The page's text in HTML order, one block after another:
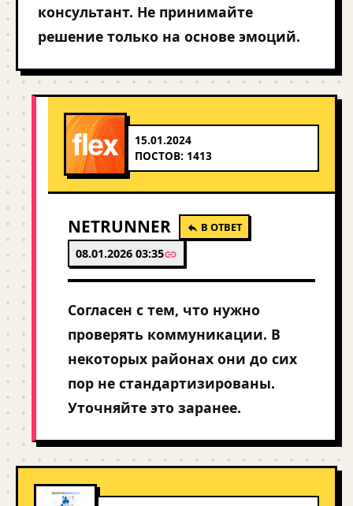
консультант. Не принимайте
решение только на основе эмоций.
15.01.2024
ПОСТОВ: 1413
NETRUNNER В ОТВЕТ
08.01.2026 03:35
Согласен с тем, что нужно
проверять коммуникации. В
некоторых районах они до сих
пор не стандартизированы.
Уточняйте это заранее.